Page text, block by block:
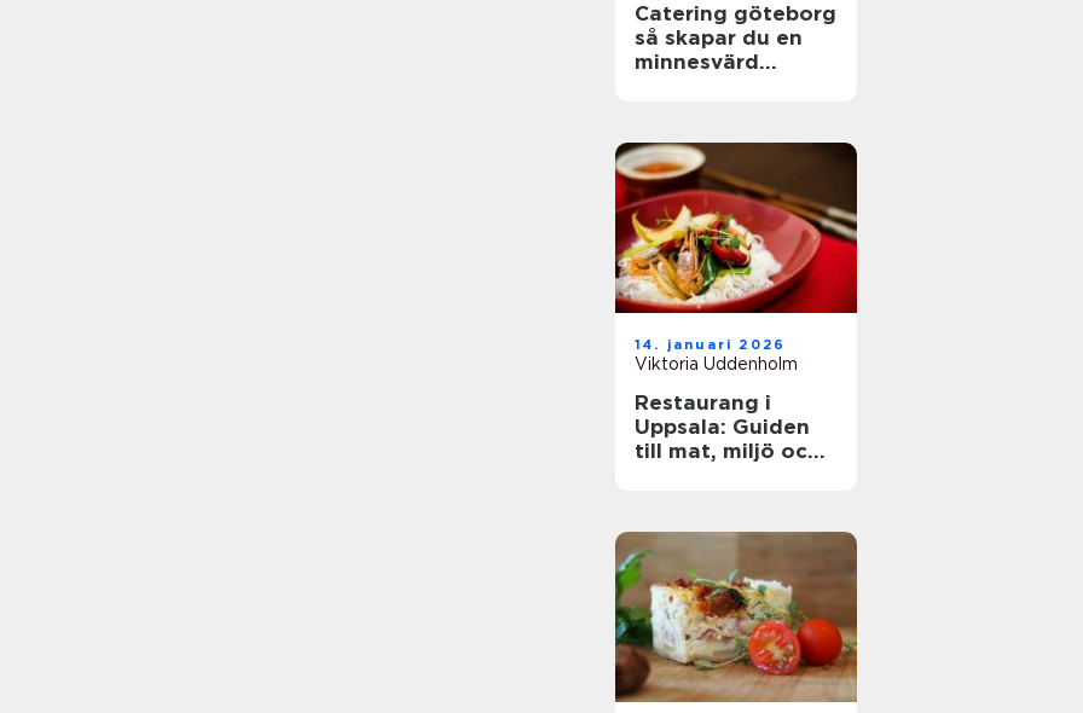
Catering göteborg
så skapar du en
minnesvärd
14. januari 2026
Viktoria Uddenholm
Restaurang i
Uppsala: Guiden
till mat, miljö och